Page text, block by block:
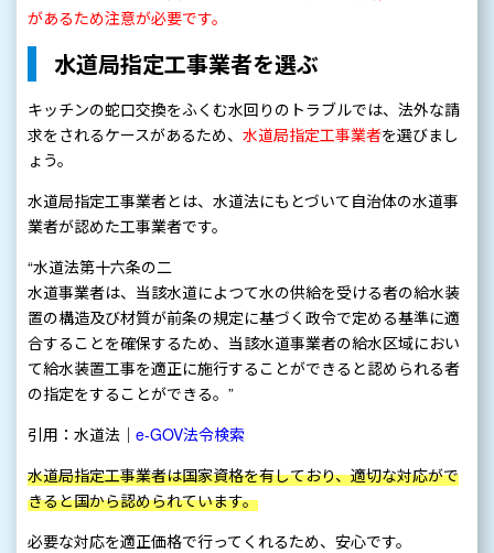
があるため注意が必要です。
水道局指定工事業者を選ぶ
キッチンの蛇口交換をふくむ水回りのトラブルでは、法外な請
求をされるケースがあるため、 水道局指定工事業者を選びまし
ょう。
水道局指定工事業者とは、水道法にもとづいて自治体の水道事
業者が認めた工事業者です。
“水道法第十六条の二
水道事業者は、当該水道によつて水の供給を受ける者の給水装
置の構造及び材質が前条の規定に基づく政令で定める基準に適
合することを確保するため、当該水道事業者の給水区域におい
て給水装置工事を適正に施行することができると認められる者
の指定をすることができる。”
引用：水道法｜ e-GOV法令検索
水道局指定工事業者は国家資格を有しており、適切な対応がで
きると国から認められています。
必要な対応を適正価格で行ってくれるため、安心です。